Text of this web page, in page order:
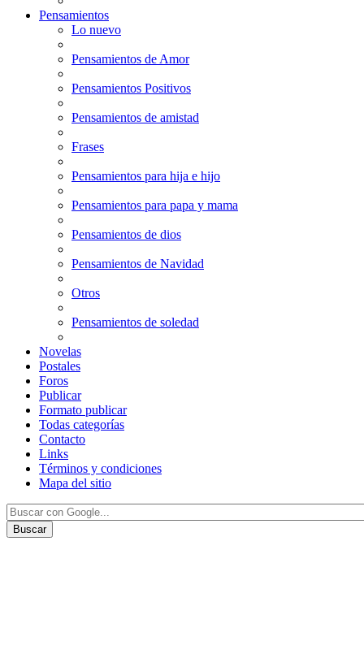
Pensamientos
Lo nuevo
Pensamientos de Amor
Pensamientos Positivos
Pensamientos de amistad
Frases
Pensamientos para hija e hijo
Pensamientos para papa y mama
Pensamientos de dios
Pensamientos de Navidad
Otros
Pensamientos de soledad
Novelas
Postales
Foros
Publicar
Formato publicar
Todas categorías
Contacto
Links
Términos y condiciones
Mapa del sitio
Buscar